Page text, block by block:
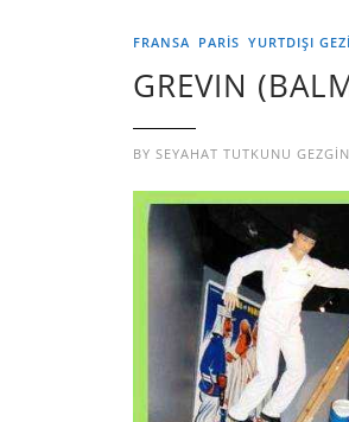
FRANSA PARİS YURTDIŞI
GREVIN
BY SEYAHAT TUTKUNU